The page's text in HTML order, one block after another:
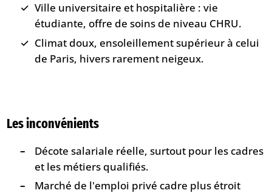
Ville universitaire et hospitalière : vie
étudiante, offre de soins de niveau CHRU.
Climat doux, ensoleillement supérieur à celui
de Paris, hivers rarement neigeux.
Les inconvénients
Décote salariale réelle, surtout pour les cadres
et les métiers qualifiés.
Marché de l'emploi privé cadre plus étroit